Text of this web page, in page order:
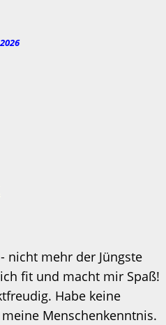
nicht mehr der Jüngste
fit und macht mir Spaß!
Habe keine
Menschenkenntnis.